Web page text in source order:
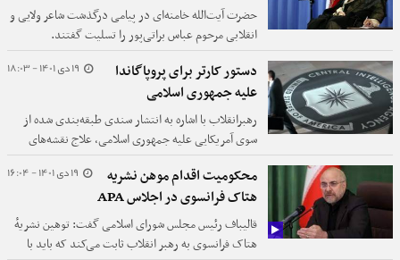
حضرت آیت‌الله خامنه‌ای در پیامی درگذشت شاعر ولایی و
انقلابی مرحوم عباس براتی‌پور را تسلیت گفتند.
19 دی 1401 - 18:03
دستور کارتر برای پروپاگاندا
علیه جمهوری اسلامی
رهبرانقلاب با اشاره به انتشار سندی طبقه‌بندی شده از
سوی آمریکایی علیه جمهوری اسلامی، علاج نقشه‌های
بدخواهان و پروپاگاندای دشمنان را تبیین صحیح حقایق با
ابتکار و نوآوری دانستند.
19 دی 1401 - 16:04
محکومیت اقدام موهن نشریه
هتاک فرانسوی در اجلاس APA
قالیباف رئیس مجلس شورای اسلامی گفت: توهین نشریهٔ
هتاک فرانسوی به رهبر انقلاب ثابت می‌کند که باید با